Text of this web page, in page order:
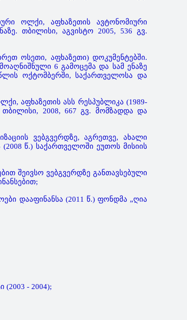
ოლქი, აფხაზეთის ავტონომიური
თბილისი, აგვისტო 2005, 536 გვ.
ოსეთი, აფხაზეთი) დოკუმენტებში.
6 გამოცემა და სამ ენაზე
ოქტომბერში, საქართველოსა და
აფხაზეთის ასს რესპუბლიკა (1989-
2008, 667 გვ. მომზადდა და
ვებგვერდზე, აგრეთვე, ახალი
წ.) საქართველოში ეუთოს მისიის
შეივსო ვებგვერდზე განთავსებული
დააფინანსა (2011 წ.) ფონდმა „ღია
- 2004);